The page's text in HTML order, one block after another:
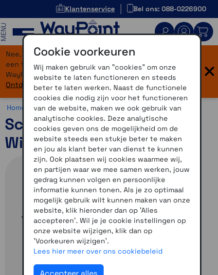
Klantenservice Bel ons: 088-0226900
Nee, je bent niet verdwaald! Onze website heeft
een flinke upgrade gekregen. Dezelfde vertrouwde
WayPoint-service, maar dan in een modern jasje.
Ontdek hier wat er allemaal nieuw is.
×
Home >Motor >Helmen >Schuberth E2
Schuberth E2 Standaard
Wit 65
Cookie voorkeuren
Wij maken gebruik van "cookies" om onze
website te laten functioneren en steeds
beter te laten werken. Naast de functionele
cookies die nodig zijn voor het functioneren
van de website, maken we ook gebruik van
analytische cookies. Deze analytische
cookies geven ons de mogelijkheid om de
website steeds een stukje beter te maken
en jou als klant beter van dienst te kunnen
zijn. Ook plaatsen wij cookies waarmee wij,
en partijen waar we mee samen werken, jouw
gedrag kunnen volgen en persoonlijke
informatie kunnen tonen. Als je zo optimaal
mogelijk gebruik wilt kunnen maken van onze
website, klik hieronder dan op 'Alles
accepteren'. Wil je je cookie instellingen op
onze website wijzigen, klik dan op
'Voorkeuren wijzigen'.
Lees hier meer over ons cookiebeleid